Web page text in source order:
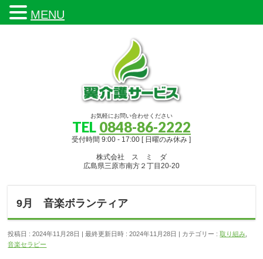
お気軽にお問い合わせください
TEL 0848-86-2222
受付時間 9:00 - 17:00 [ 日曜のみ休み ]
株式会社 ス ミ ダ
広島県三原市南方２丁目20-20
9月 音楽ボランティア
投稿日 : 2024年11月28日 最終更新日時 : 2024年11月28日 カテゴリー :取り組み
音楽セラピー
MENU